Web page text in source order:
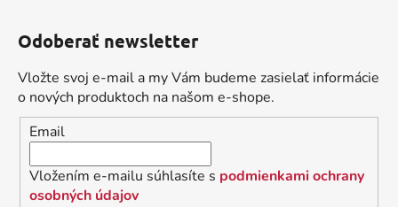
d
c
i
e
p
v
Odoberať newsletter
Vložte svoj e-mail a my Vám budeme zasielať informácie
o nových produktoch na našom e-shope.
Email
Vložením e-mailu súhlasíte s podmienkami ochrany
osobných údajov